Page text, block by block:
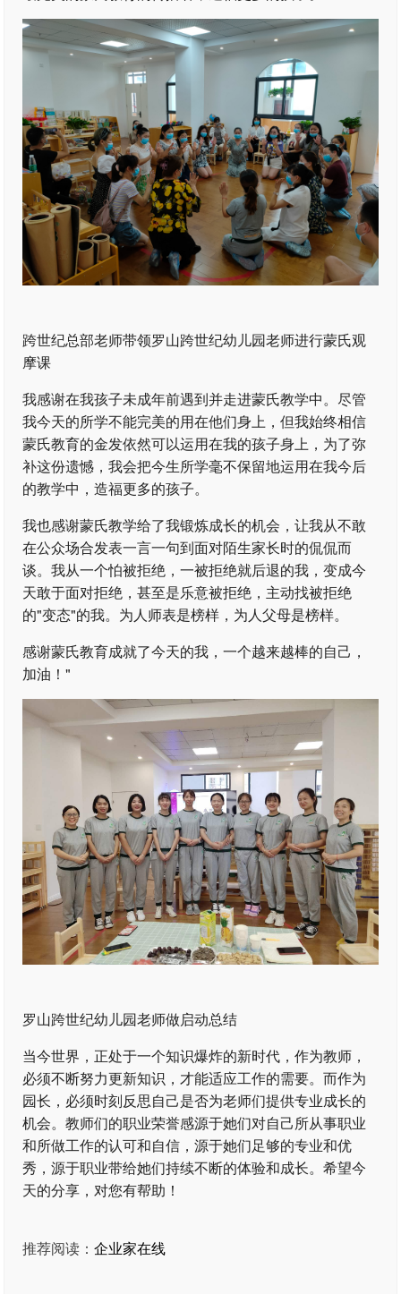
跨世纪总部老师带领罗山跨世纪幼儿园老师进行蒙氏观
摩课
我感谢在我孩子未成年前遇到并走进蒙氏教学中。尽管
我今天的所学不能完美的用在他们身上，但我始终相信
蒙氏教育的金发依然可以运用在我的孩子身上，为了弥
补这份遗憾，我会把今生所学毫不保留地运用在我今后
的教学中，造福更多的孩子。
我也感谢蒙氏教学给了我锻炼成长的机会，让我从不敢
在公众场合发表一言一句到面对陌生家长时的侃侃而
谈。我从一个怕被拒绝，一被拒绝就后退的我，变成今
天敢于面对拒绝，甚至是乐意被拒绝，主动找被拒绝
的"变态"的我。为人师表是榜样，为人父母是榜样。
感谢蒙氏教育成就了今天的我，一个越来越棒的自己，
加油！"
罗山跨世纪幼儿园老师做启动总结
当今世界，正处于一个知识爆炸的新时代，作为教师，
必须不断努力更新知识，才能适应工作的需要。而作为
园长，必须时刻反思自己是否为老师们提供专业成长的
机会。教师们的职业荣誉感源于她们对自己所从事职业
和所做工作的认可和自信，源于她们足够的专业和优
秀，源于职业带给她们持续不断的体验和成长。希望今
天的分享，对您有帮助！
推荐阅读：企业家在线